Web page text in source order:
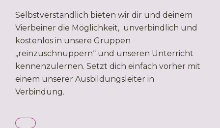
Selbstverständlich bieten wir dir und deinem
Vierbeiner die Möglichkeit, unverbindlich und
kostenlos in unsere Gruppen
„reinzuschnuppern“ und unseren Unterricht
kennenzulernen. Setzt dich einfach vorher mit
einem unserer Ausbildungsleiter in
Verbindung.